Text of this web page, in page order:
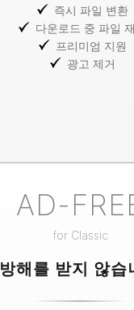
즉시 파일 변환
다운로드 중 파일
프리미엄 지원
광고 제거
AD-
for Classic
방해를 받지 않습